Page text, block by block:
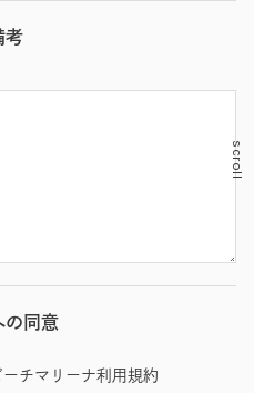
scroll
考
の同意
チマリーナ利用規約